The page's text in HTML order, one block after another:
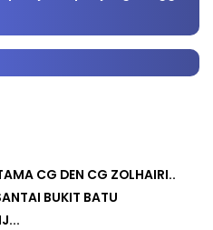
CG DEN CG ZOLHAIRI..
BUKIT BATU